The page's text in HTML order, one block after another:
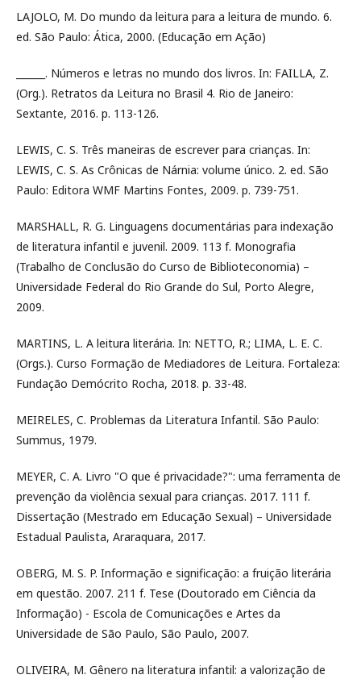
LAJOLO, M. Do mundo da leitura para a leitura de mundo. 6.
ed. São Paulo: Ática, 2000. (Educação em Ação)
______. Números e letras no mundo dos livros. In: FAILLA, Z.
(Org.). Retratos da Leitura no Brasil 4. Rio de Janeiro:
Sextante, 2016. p. 113-126.
LEWIS, C. S. Três maneiras de escrever para crianças. In:
LEWIS, C. S. As Crônicas de Nárnia: volume único. 2. ed. São
Paulo: Editora WMF Martins Fontes, 2009. p. 739-751.
MARSHALL, R. G. Linguagens documentárias para indexação
de literatura infantil e juvenil. 2009. 113 f. Monografia
(Trabalho de Conclusão do Curso de Biblioteconomia) –
Universidade Federal do Rio Grande do Sul, Porto Alegre,
2009.
MARTINS, L. A leitura literária. In: NETTO, R.; LIMA, L. E. C.
(Orgs.). Curso Formação de Mediadores de Leitura. Fortaleza:
Fundação Demócrito Rocha, 2018. p. 33-48.
MEIRELES, C. Problemas da Literatura Infantil. São Paulo:
Summus, 1979.
MEYER, C. A. Livro "O que é privacidade?": uma ferramenta de
prevenção da violência sexual para crianças. 2017. 111 f.
Dissertação (Mestrado em Educação Sexual) – Universidade
Estadual Paulista, Araraquara, 2017.
OBERG, M. S. P. Informação e significação: a fruição literária
em questão. 2007. 211 f. Tese (Doutorado em Ciência da
Informação) - Escola de Comunicações e Artes da
Universidade de São Paulo, São Paulo, 2007.
OLIVEIRA, M. Gênero na literatura infantil: a valorização de